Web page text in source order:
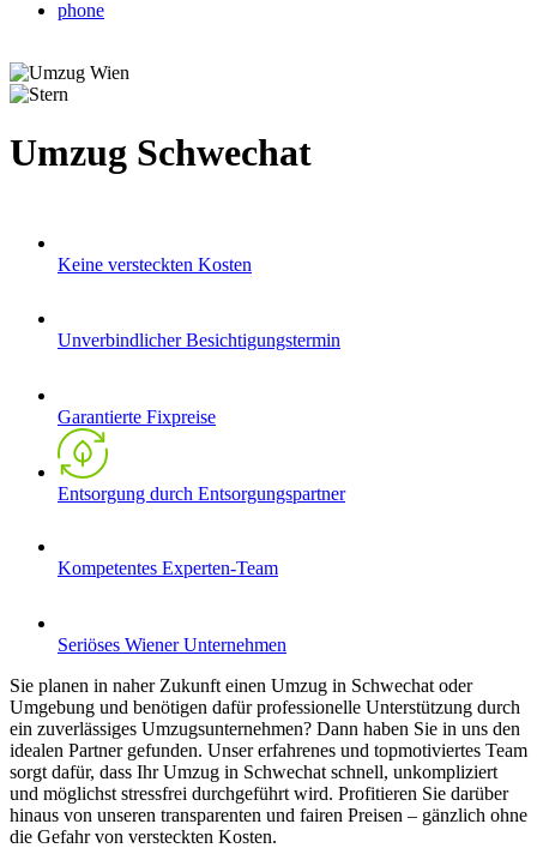
phone
Umzug Schwechat
Keine versteckten Kosten
Unverbindlicher Besichtigungstermin
Garantierte Fixpreise
Entsorgung durch Entsorgungspartner
Kompetentes Experten-Team
Seriöses Wiener Unternehmen
Sie planen in naher Zukunft einen Umzug in Schwechat oder
Umgebung und benötigen dafür professionelle Unterstützung durch
ein zuverlässiges Umzugsunternehmen? Dann haben Sie in uns den
idealen Partner gefunden. Unser erfahrenes und topmotiviertes Team
sorgt dafür, dass Ihr Umzug in Schwechat schnell, unkompliziert
und möglichst stressfrei durchgeführt wird. Profitieren Sie darüber
hinaus von unseren transparenten und fairen Preisen – gänzlich ohne
die Gefahr von versteckten Kosten.